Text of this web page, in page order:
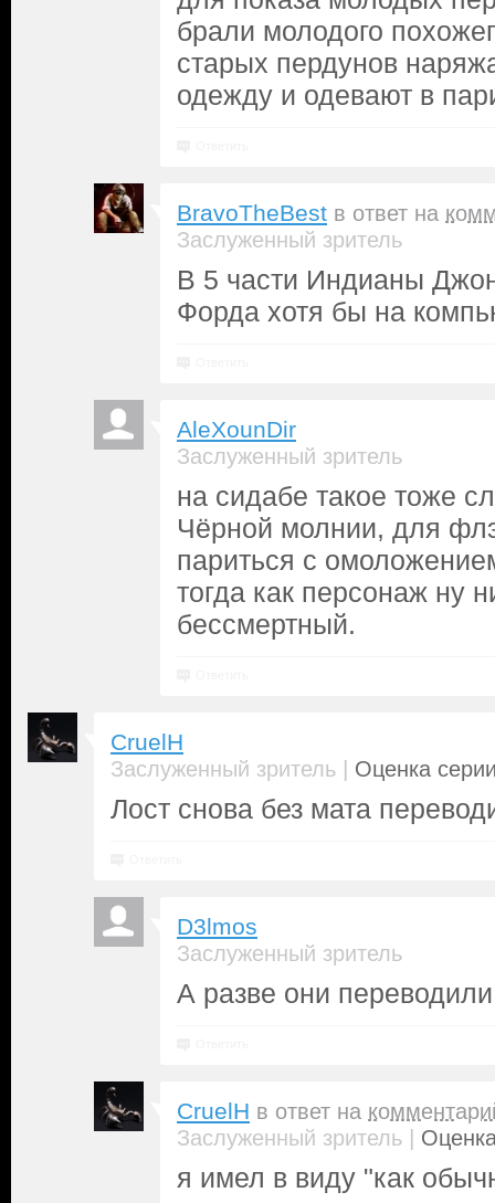
брали молодого
старых пердунов
одежду и одевают в
BravoTheBest в ответ на
Заслуженный зритель
В 5 части Индианы
Форда хотя бы на
AleXounDir
Заслуженный зритель
на сидабе такое тоже
Чёрной молнии, для
париться с
тогда как персонаж ну
бессмертный.
CruelH
Заслуженный зритель | Оценка
Лост снова без мата
D3lmos
Заслуженный зритель
А разве они
CruelH в ответ на
Заслуженный зритель |
я имел в виду "как